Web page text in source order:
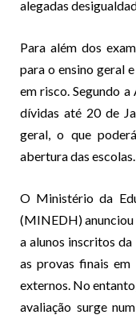
alegadas
Para além dos
para o ensino geral
em risco. Segundo
dívidas até 20 de
geral, o que
abertura das escolas.
O Ministério da
(MINEDH) anunciou
a alunos inscritos da
as provas finais em
externos. No
avaliação surge